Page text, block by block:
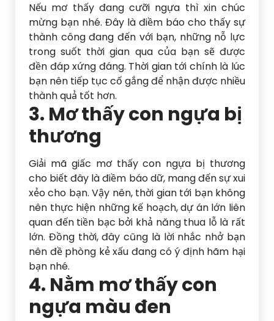
Nếu mơ thấy đang cưỡi ngựa thì xin chúc
mừng bạn nhé. Đây là điềm báo cho thấy sự
thành công đang đến với bạn, những nỗ lực
trong suốt thời gian qua của bạn sẽ được
đền đáp xứng đáng. Thời gian tới chính là lúc
bạn nên tiếp tục cố gắng để nhận được nhiều
thành quả tốt hơn.
3. Mơ thấy con ngựa bị
thương
Giải mã giấc mơ thấy con ngựa bị thương
cho biết đây là điềm báo dữ, mang đến sự xui
xẻo cho bạn. Vậy nên, thời gian tới bạn không
nên thực hiện những kế hoạch, dự án lớn liên
quan đến tiền bạc bởi khả năng thua lỗ là rất
lớn. Đồng thời, đây cũng là lời nhắc nhở bạn
nên đề phòng kẻ xấu đang có ý định hãm hại
bạn nhé.
4. Nằm mơ thấy con
ngựa màu đen